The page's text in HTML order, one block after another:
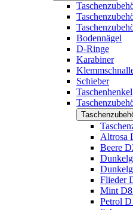
Bodennägel
D-Ringe
Karabiner
Schieber
Taschenhenkel
Altrosa
Beere
Flieder
Mint
Petrol